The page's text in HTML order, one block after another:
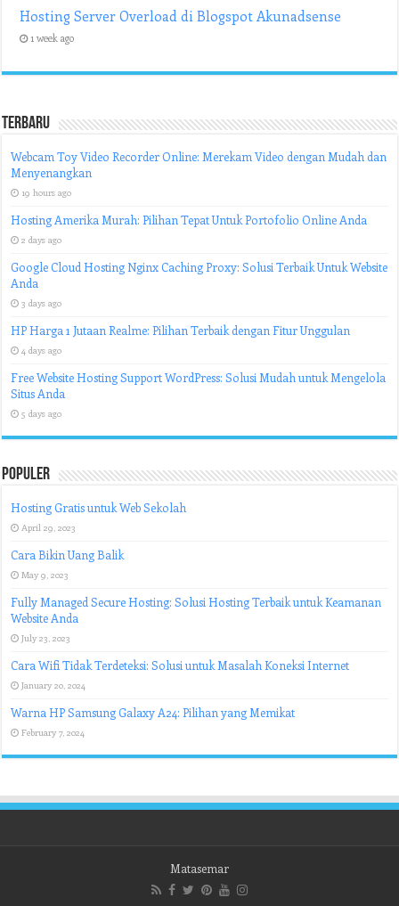
Hosting Server Overload di Blogspot Akunadsense
1 week ago
Terbaru
Webcam Toy Video Recorder Online: Merekam Video dengan Mudah dan
Menyenangkan
19 hours ago
Hosting Amerika Murah: Pilihan Tepat Untuk Portofolio Online Anda
2 days ago
Google Cloud Hosting Nginx Caching Proxy: Solusi Terbaik Untuk Website
Anda
3 days ago
HP Harga 1 Jutaan Realme: Pilihan Terbaik dengan Fitur Unggulan
4 days ago
Free Website Hosting Support WordPress: Solusi Mudah untuk Mengelola
Situs Anda
5 days ago
Populer
Hosting Gratis untuk Web Sekolah
April 29, 2023
Cara Bikin Uang Balik
May 9, 2023
Fully Managed Secure Hosting: Solusi Hosting Terbaik untuk Keamanan
Website Anda
July 23, 2023
Cara Wifi Tidak Terdeteksi: Solusi untuk Masalah Koneksi Internet
January 20, 2024
Warna HP Samsung Galaxy A24: Pilihan yang Memikat
February 7, 2024
Matasemar